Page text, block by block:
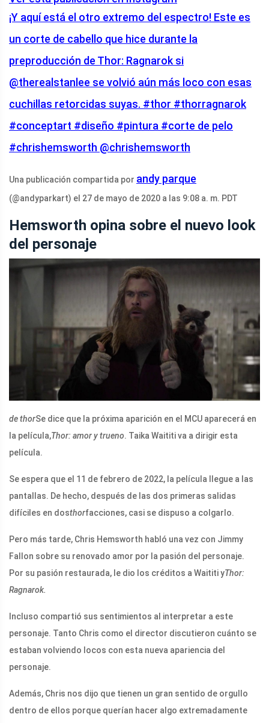
¡Y aquí está el otro extremo del espectro! Este es
un corte de cabello que hice durante la
preproducción de Thor: Ragnarok si
@therealstanlee se volvió aún más loco con esas
cuchillas retorcidas suyas. #thor #thorragnarok
#conceptart #diseño #pintura #corte de pelo
#chrishemsworth @chrishemsworth
Una publicación compartida por andy parque
(@andyparkart) el 27 de mayo de 2020 a las 9:08 a. m. PDT
Hemsworth opina sobre el nuevo look
del personaje
de thorSe dice que la próxima aparición en el MCU aparecerá en
la película,Thor: amor y trueno. Taika Waititi va a dirigir esta
película.
Se espera que el 11 de febrero de 2022, la película llegue a las
pantallas. De hecho, después de las dos primeras salidas
difíciles en dosthorfacciones, casi se dispuso a colgarlo.
Pero más tarde, Chris Hemsworth habló una vez con Jimmy
Fallon sobre su renovado amor por la pasión del personaje.
Por su pasión restaurada, le dio los créditos a Waititi yThor:
Ragnarok.
Incluso compartió sus sentimientos al interpretar a este
personaje. Tanto Chris como el director discutieron cuánto se
estaban volviendo locos con esta nueva apariencia del
personaje.
Además, Chris nos dijo que tienen un gran sentido de orgullo
dentro de ellos porque querían hacer algo extremadamente